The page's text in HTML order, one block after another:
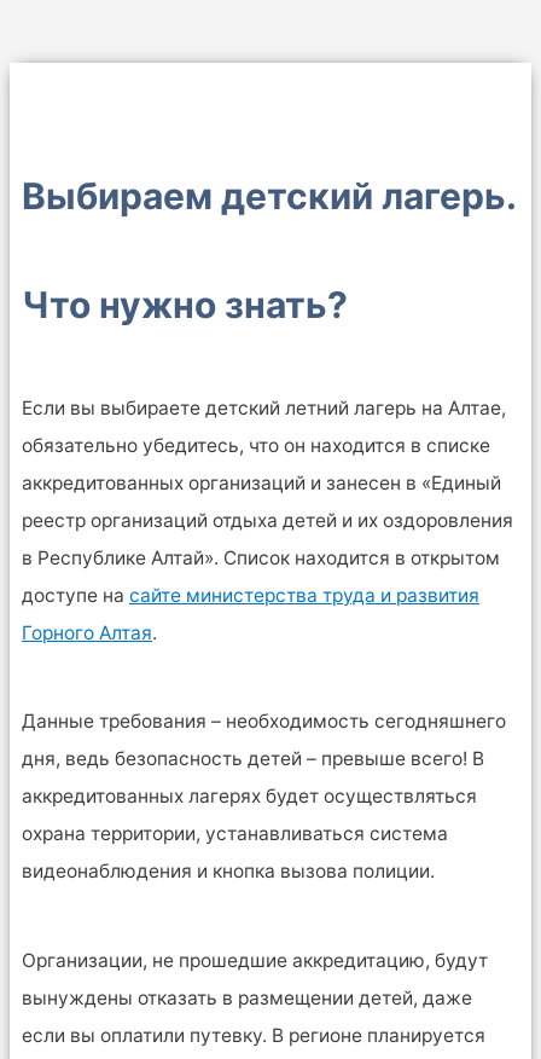
Выбираем детский лагерь.
Что нужно знать?
Если вы выбираете детский летний лагерь на Алтае,
обязательно убедитесь, что он находится в списке
аккредитованных организаций и занесен в «Единый
реестр организаций отдыха детей и их оздоровления
в Республике Алтай». Список находится в открытом
доступе на сайте министерства труда и развития
Горного Алтая.
Данные требования – необходимость сегодняшнего
дня, ведь безопасность детей – превыше всего! В
аккредитованных лагерях будет осуществляться
охрана территории, устанавливаться система
видеонаблюдения и кнопка вызова полиции.
Организации, не прошедшие аккредитацию, будут
вынуждены отказать в размещении детей, даже
если вы оплатили путевку. В регионе планируется